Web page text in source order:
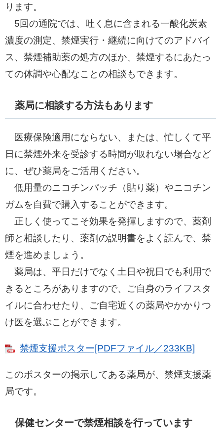
ります。
5回の通院では、吐く息に含まれる一酸化炭素
濃度の測定、禁煙実行・継続に向けてのアドバイ
ス、禁煙補助薬の処方のほか、禁煙するにあたっ
ての体調や心配なことの相談もできます。
薬局に相談する方法もあります
医療保険適用にならない、または、忙しくて平
日に禁煙外来を受診する時間が取れない場合など
に、ぜひ薬局をご活用ください。
低用量のニコチンパッチ（貼り薬）やニコチン
ガムを自費で購入することができます。
正しく使ってこそ効果を発揮しますので、薬剤
師と相談したり、薬剤の説明書をよく読んで、禁
煙を進めましょう。
薬局は、平日だけでなく土日や祝日でも利用で
きるところがありますので、ご自身のライフスタ
イルに合わせたり、ご自宅近くの薬局やかかりつ
け医を選ぶことができます。
禁煙支援ポスター[PDFファイル／233KB]
このポスターの掲示してある薬局が、禁煙支援薬
局です。
保健センターで禁煙相談を行っています